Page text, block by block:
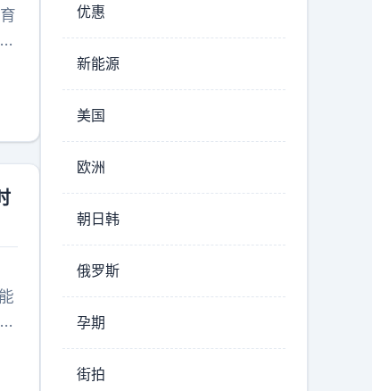
优惠
新能源
美国
欧洲
朝日韩
俄罗斯
孕期
街拍